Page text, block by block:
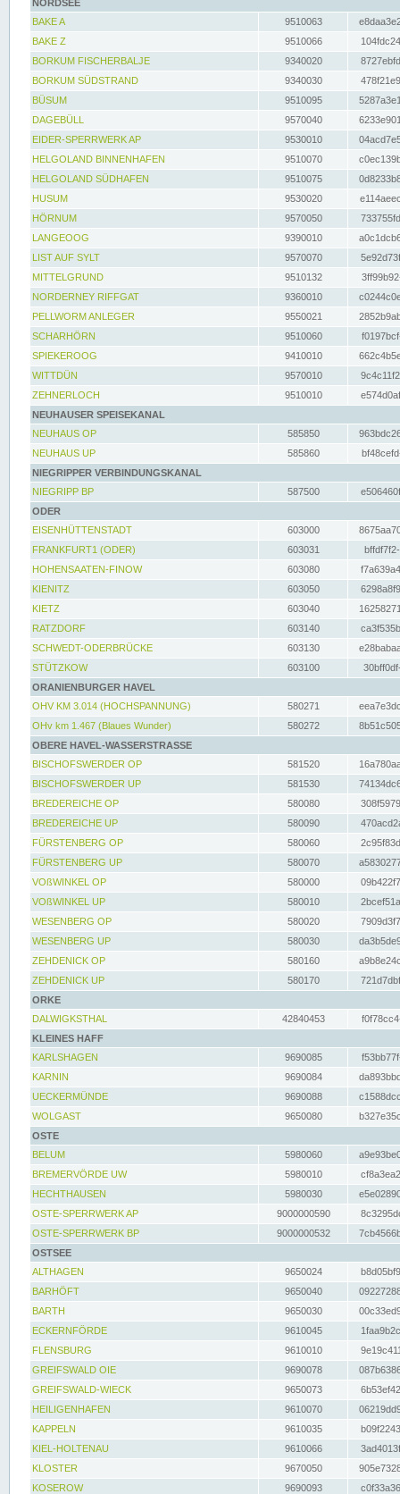
NORDSEE
BAKE A
9510063
BAKE Z
9510066
BORKUM FISCHERBALJE
9340020
BORKUM SÜDSTRAND
9340030
BÜSUM
9510095
DAGEBÜLL
9570040
EIDER-SPERRWERK AP
9530010
HELGOLAND BINNENHAFEN
9510070
HELGOLAND SÜDHAFEN
9510075
HUSUM
9530020
HÖRNUM
9570050
LANGEOOG
9390010
LIST AUF SYLT
9570070
MITTELGRUND
9510132
NORDERNEY RIFFGAT
9360010
PELLWORM ANLEGER
9550021
SCHARHÖRN
9510060
SPIEKEROOG
9410010
WITTDÜN
9570010
ZEHNERLOCH
9510010
NEUHAUSER SPEISEKANAL
NEUHAUS OP
585850
NEUHAUS UP
585860
NIEGRIPPER VERBINDUNGSKANAL
NIEGRIPP BP
587500
ODER
EISENHÜTTENSTADT
603000
FRANKFURT1 (ODER)
603031
HOHENSAATEN-FINOW
603080
KIENITZ
603050
KIETZ
603040
RATZDORF
603140
SCHWEDT-ODERBRÜCKE
603130
STÜTZKOW
603100
ORANIENBURGER HAVEL
OHV KM 3.014 (HOCHSPANNUNG)
580271
OHv km 1.467 (Blaues Wunder)
580272
OBERE HAVEL-WASSERSTRASSE
BISCHOFSWERDER OP
581520
BISCHOFSWERDER UP
581530
BREDEREICHE OP
580080
BREDEREICHE UP
580090
FÜRSTENBERG OP
580060
FÜRSTENBERG UP
580070
VOßWINKEL OP
580000
VOßWINKEL UP
580010
WESENBERG OP
580020
WESENBERG UP
580030
ZEHDENICK OP
580160
ZEHDENICK UP
580170
ORKE
DALWIGKSTHAL
42840453
KLEINES HAFF
KARLSHAGEN
9690085
KARNIN
9690084
UECKERMÜNDE
9690088
WOLGAST
9650080
OSTE
BELUM
5980060
BREMERVÖRDE UW
5980010
HECHTHAUSEN
5980030
OSTE-SPERRWERK AP
9000000590
OSTE-SPERRWERK BP
9000000532
OSTSEE
ALTHAGEN
9650024
BARHÖFT
9650040
BARTH
9650030
ECKERNFÖRDE
9610045
FLENSBURG
9610010
GREIFSWALD OIE
9690078
GREIFSWALD-WIECK
9650073
HEILIGENHAFEN
9610070
KAPPELN
9610035
KIEL-HOLTENAU
9610066
KLOSTER
9670050
KOSEROW
9690093